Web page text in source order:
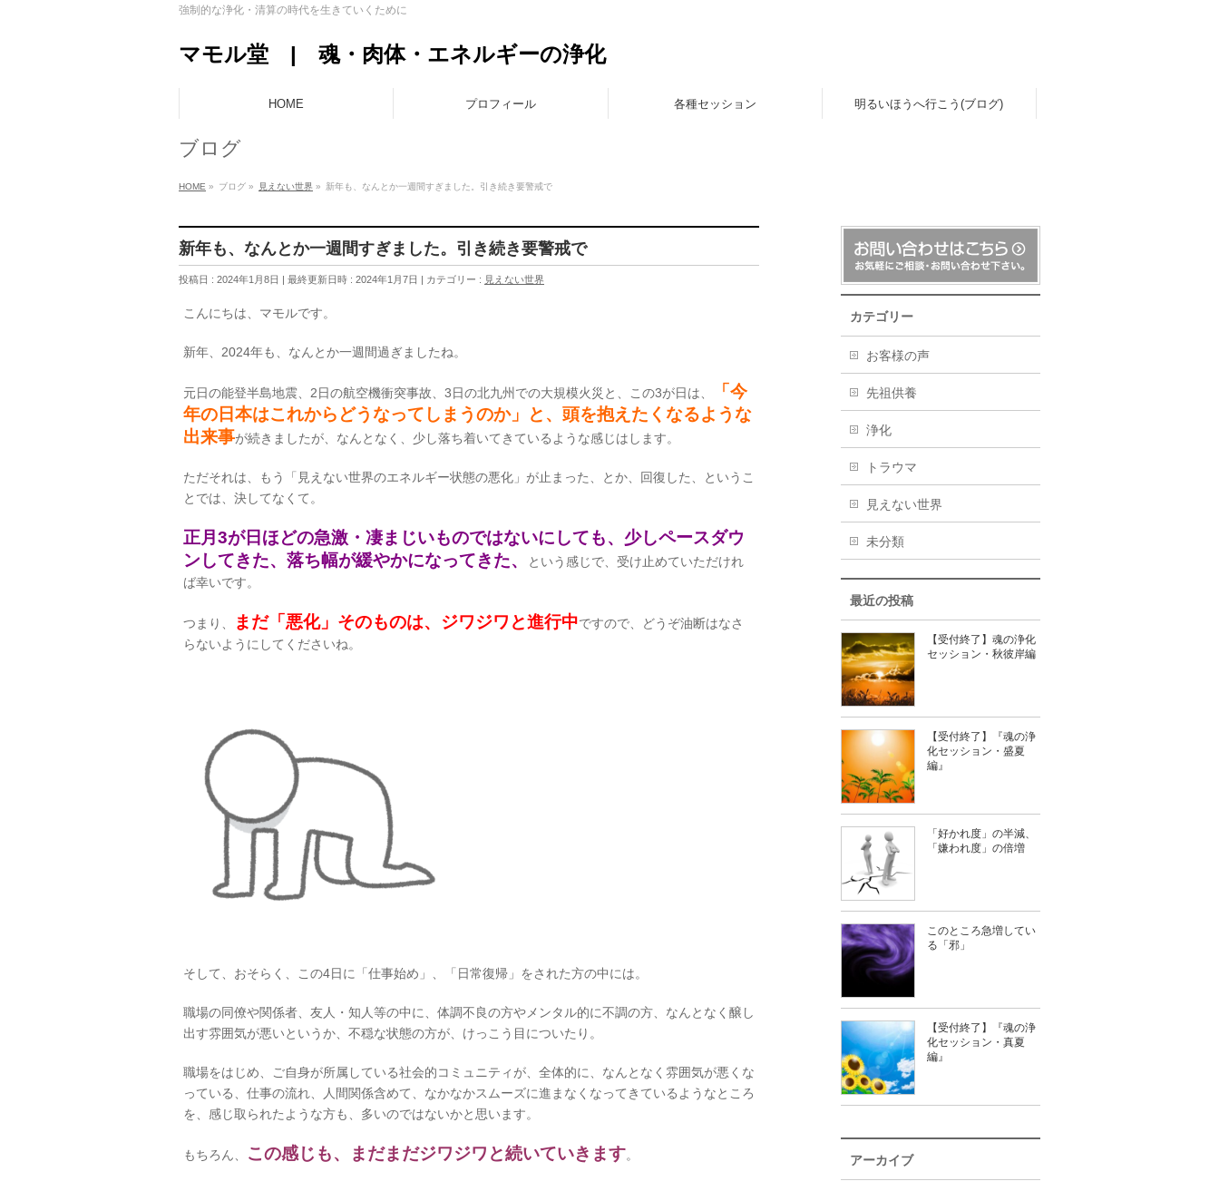
強制的な浄化・清算の時代を生きていくために
マモル堂 | 魂・肉体・エネルギーの浄化
HOME プロフィール 各種セッション 明るいほうへ行こう(ブログ)
ブログ
HOME » ブログ » 見えない世界 » 新年も、なんとか一週間すぎました。引き続き要警戒で
新年も、なんとか一週間すぎました。引き続き要警戒で
投稿日 : 2024年1月8日 最終更新日時 : 2024年1月7日 カテゴリー : 見えない世界
こんにちは、マモルです。
新年、2024年も、なんとか一週間過ぎましたね。
元日の能登半島地震、2日の航空機衝突事故、3日の北九州での大規模火災と、この3が日は、
「今
年の日本はこれからどうなってしまうのか」と、頭を抱えたくなるような
出来事が続きましたが、なんとなく、少し落ち着いてきているような感じはします。
ただそれは、もう「見えない世界のエネルギー状態の悪化」が止まった、とか、回復した、というこ
とでは、決してなくて。
正月3が日ほどの急激・凄まじいものではないにしても、少しペースダウ
ンしてきた、落ち幅が緩やかになってきた、
という感じで、受け止めていただけれ
ば幸いです。
つまり、 まだ「悪化」そのものは、ジワジワと進行中ですので、どうぞ油断はなさ
らないようにしてくださいね。
そして、おそらく、この4日に「仕事始め」、「日常復帰」をされた方の中には。
職場の同僚や関係者、友人・知人等の中に、体調不良の方やメンタル的に不調の方、なんとなく醸し
出す雰囲気が悪いというか、不穏な状態の方が、けっこう目についたり。
職場をはじめ、ご自身が所属している社会的コミュニティが、全体的に、なんとなく雰囲気が悪くな
っている、仕事の流れ、人間関係含めて、なかなかスムーズに進まなくなってきているようなところ
を、感じ取られたような方も、多いのではないかと思います。
もちろん、 この感じも、まだまだジワジワと続いていきます。
カテゴリー
お客様の声
先祖供養
浄化
トラウマ
見えない世界
未分類
最近の投稿
【受付終了】魂の浄化
セッション・秋彼岸編
【受付終了】『魂の浄
化セッション・盛夏
編』
「好かれ度」の半減、
「嫌われ度」の倍増
このところ急増してい
る「邪」
【受付終了】『魂の浄
化セッション・真夏
編』
アーカイブ